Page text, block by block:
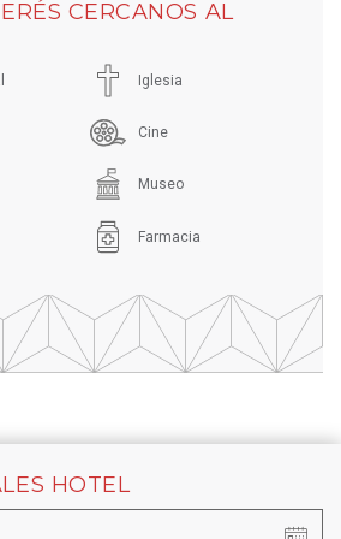
CERCANOS AL
Iglesia
Cine
Museo
Farmacia
HOTEL